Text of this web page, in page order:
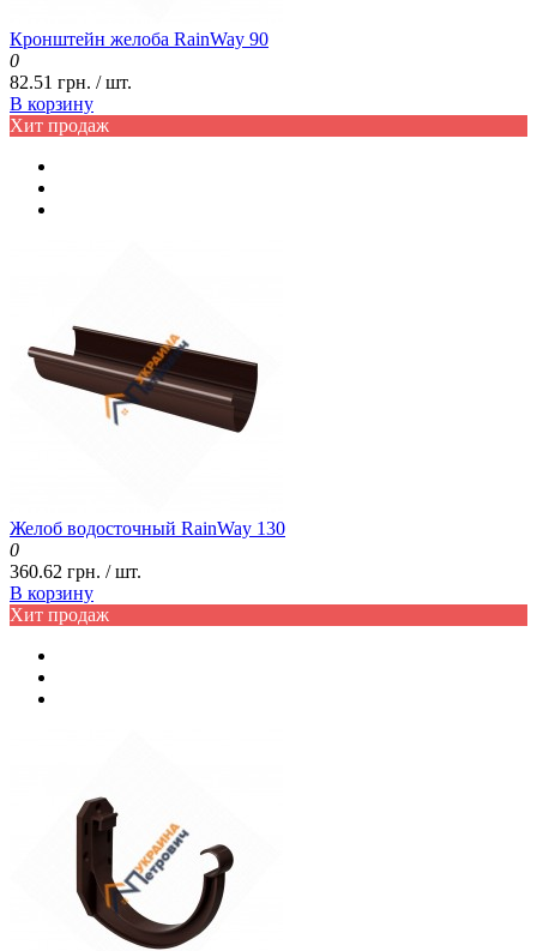
Кронштейн желоба RainWay 90
0
82.51 грн. / шт.
В корзину
Хит продаж
Желоб водосточный RainWay 130
0
360.62 грн. / шт.
В корзину
Хит продаж